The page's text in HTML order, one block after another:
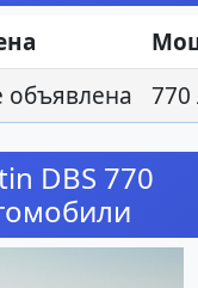
объявлена 770
DBS 770